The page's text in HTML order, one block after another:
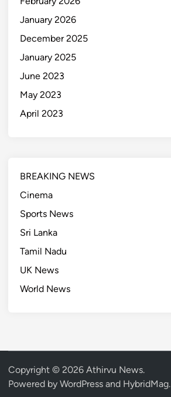
January 2026
December 2025
January 2025
June 2023
May 2023
April 2023
BREAKING NEWS
Cinema
Sports News
Sri Lanka
Tamil Nadu
UK News
World News
Copyright © 2026 Athirvu News.
Powered by WordPress and HybridMag.